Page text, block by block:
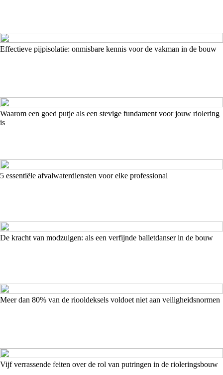
Effectieve pijpisolatie: onmisbare kennis voor de vakman in de bouw
Waarom een goed putje als een stevige fundament voor jouw riolering
is
5 essentiële afvalwaterdiensten voor elke professional
De kracht van modzuigen: als een verfijnde balletdanser in de bouw
Meer dan 80% van de riooldeksels voldoet niet aan veiligheidsnormen
Vijf verrassende feiten over de rol van putringen in de rioleringsbouw